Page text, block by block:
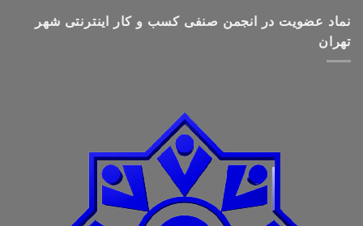
نماد عضویت در انجمن صنفی کسب و کار اینترنتی شهر
تهران